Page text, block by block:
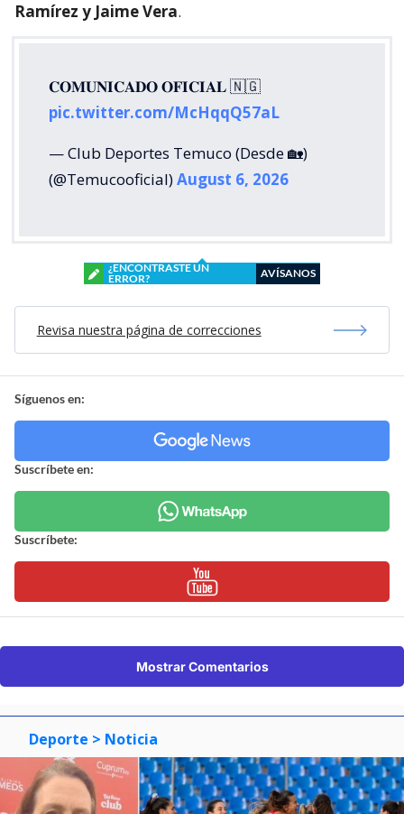
Ramírez y Jaime Vera.
𝐂𝐎𝐌𝐔𝐍𝐈𝐂𝐀𝐃𝐎 𝐎𝐅𝐈𝐂𝐈𝐀𝐋 🇳🇬
pic.twitter.com/McHqqQ57aL
— Club Deportes Temuco (Desde 🏡)
(@Temucooficial)August 6, 2026
¿ENCONTRASTE UN
ERROR?
AVÍSANOS
Revisa nuestra página de correcciones
Síguenos en:
Suscríbete en:
Suscríbete:
Mostrar Comentarios
Deporte > Noticia